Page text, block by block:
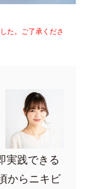
た。ご了承くださ
実践できる
からニキビ